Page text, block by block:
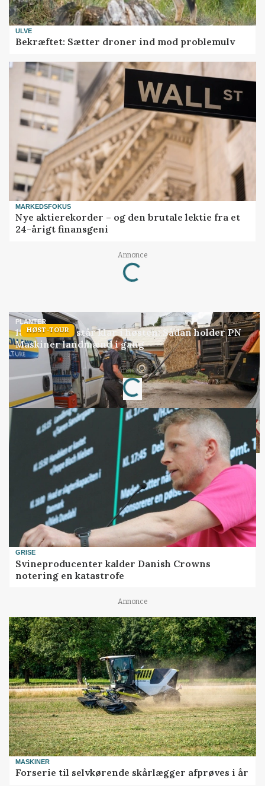
ULVE
Bekræftet: Sætter droner ind mod problemulv
MARKEDSFOKUS
Nye aktierekorder – og den brutale lektie fra et
24-årigt finansgeni
Annonce
Loading...
HØST-TOUR
PLANTER
18 montører står klar i høsten: Sådan holder PN
Maskiner landmænd i gang
Annonce
Loading...
GRISE
Svineproducenter kalder Danish Crowns
notering en katastrofe
Annonce
MASKINER
Forserie til selvkørende skårlægger afprøves i år